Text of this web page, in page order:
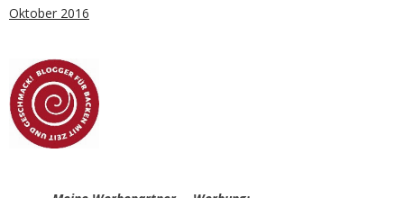
Oktober 2016